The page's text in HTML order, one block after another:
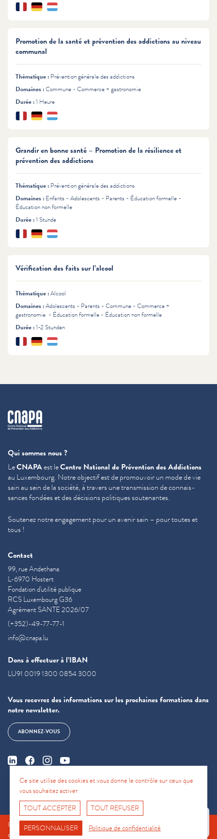
Langues :
FrançaisDeutschLëtzebuergesch
Promotion de la santé et prévention des addictions au niveau
communal
Thématique : Prévention générale des addictions
Domaines :Commune - Commerce + gastronomie
Durée :1 Heure
Langues :
FrançaisDeutschLëtzebuergesch
Grandir en bonne santé – Promotion de la résilience et
prévention des addictions
Thématique : Prévention générale des addictions
Domaines : Enfants - Adolescents - Parents - Éducation formelle -
Éducation non formelle
Durée :1 Stunde
Langues :
FrançaisDeutschLëtzebuergesch
Vérification des faits sur l’alcool
Thématique :Alcool
Domaines :Adolescents - Parents - Commune - Commerce +
gastronomie - Éducation formelle - Éducation non formelle
Durée :1-2 Stunden
Langues :
FrançaisDeutschLëtzebuergesch
Fro No
Support Hotline
cnapa
Qui sommes nous ?
LeCNAPAest leCentre National de Prévention des Addictions
au Luxembourg. Notre objectif est de promouvoir un mode de vie
sain au sein de la société, à travers une trans­mis­sion de con­nais­
sances fondées et des décisions politiques soutenantes.
Soutenez notre engagement pour un avenir sain – pour toutes et
tous !
Contact
99, rue Andethana
L-6970 Hostert
Fondation d'utilité publique
RCS Luxembourg G36
Agrément SANTE 2026/07
(+352)-49-77-77-1
info@cnapa.lu
Dons à effectuer à l’IBAN
LU91 0019 1300 0854 3000
Vous recevrez des informations sur les prochaines formations dans
notre newsletter.
ABONNEZ-VOUS
© CNAPA 2024, all rights reserved |Mentions légales
d'utilisation|Politique de confidentialité
Ce site utilise des cookies et vous donne le contrôle sur ceux que
vous souhaitez activer
TOUT ACCEPTER
TOUT REFUSER
PERSONNALISER Politique de confidentialité